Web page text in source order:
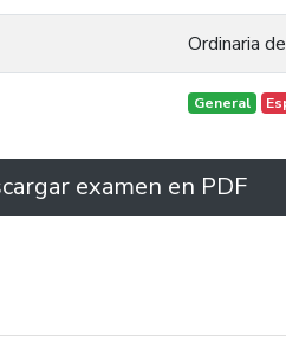
Ordinaria
General
examen en PDF